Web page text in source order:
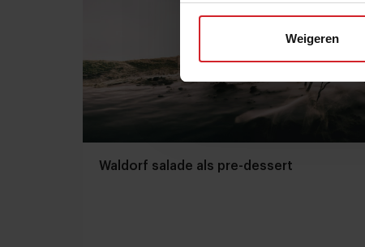
Weigeren
Waldorf salade als pre-dessert